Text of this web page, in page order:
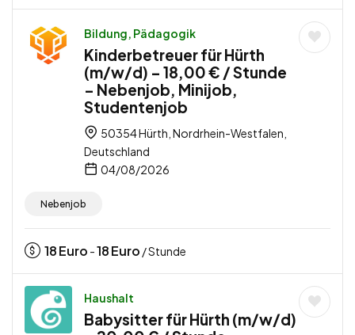
Bildung, Pädagogik
Kinderbetreuer für Hürth
(m/w/d) – 18,00 € / Stunde
– Nebenjob, Minijob,
Studentenjob
50354 Hürth, Nordrhein-Westfalen,
Deutschland
04/08/2026
Nebenjob
18Euro -18Euro / Stunde
Haushalt
Babysitter für Hürth (m/w/d)